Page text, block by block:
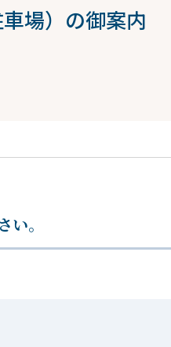
場）の御案内
。